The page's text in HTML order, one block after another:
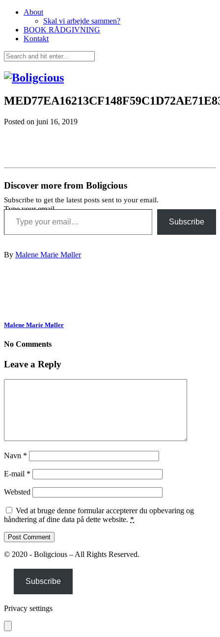
About
Skal vi arbejde sammen?
BOOK RÅDGIVNING
Kontakt
Posted on juni 16, 2019
Discover more from Boligcious
Subscribe to get the latest posts sent to your email.
Type your email…
Subscribe
By Malene Marie Møller
Malene Marie Møller
No Comments
Leave a Reply
Navn *
E-mail *
Websted
Ved at bruge denne formular accepterer du opbevaring og
håndtering af dine data på dette website. *
© 2020 - Boligcious – All Rights Reserved.
Subscribe
Privacy settings